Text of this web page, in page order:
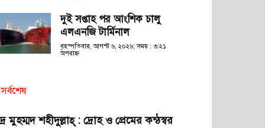
দুই সপ্তাহ পর আংশিক চালু
এলএনজি টার্মিনাল
বৃহস্পতিবার, আগস্ট ৬, ২০২৬; সময় : ৩:২১
অপরাহ্ণ
সর্বশেষ
মুহম্মদ শহীদুল্লাহ্ : দ্রোহ ও প্রেমের কন্ঠস্বর